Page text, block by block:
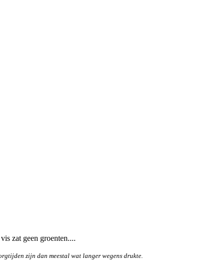
zat geen groenten....
zijn dan meestal wat langer wegens drukte.